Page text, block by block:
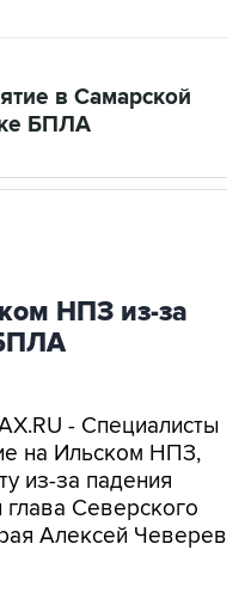
в Самарской
БПЛА
НПЗ из-за
- Специалисты
на Ильском НПЗ,
из-за падения
Северского
Алексей Чеверев